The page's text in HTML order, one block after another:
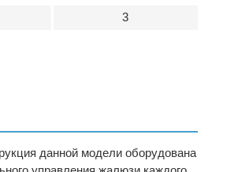
3
данной модели оборудована